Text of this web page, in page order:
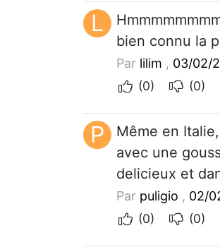
L
bien connu la
Par lilim , 03/02/
(0)
(0)
P
Même en
avec une
delicieux et
Par puligio , 02/
(0)
(0)